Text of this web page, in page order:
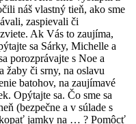
náš vlastný tieň, ako sme
zaspievali či
Ak Vás to zaujíma,
sa Sárky, Michelle a
porozprávajte s Noe a
žaby či srny, na oslavu
batohov, na zaujímavé
Opýtajte sa. Čo sme sa
(bezpečne a v súlade s
jamky na … ? Pomôcť